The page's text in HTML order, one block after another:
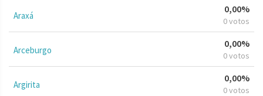
Araxá
0,00%
0 votos
Arceburgo
0,00%
0 votos
Argirita
0,00%
0 votos